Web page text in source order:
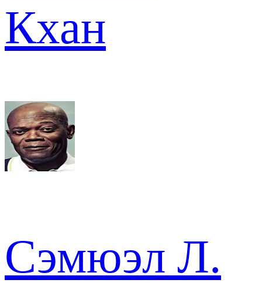
Кхан
Сэмюэл Л.